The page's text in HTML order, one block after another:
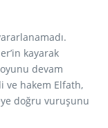
kayarak
devam
ve hakem Elfath,
doğru vuruşunu